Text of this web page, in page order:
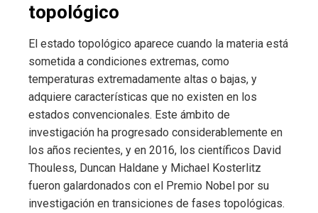
topológico
El estado topológico aparece cuando la materia está
sometida a condiciones extremas, como
temperaturas extremadamente altas o bajas, y
adquiere características que no existen en los
estados convencionales. Este ámbito de
investigación ha progresado considerablemente en
los años recientes, y en 2016, los científicos David
Thouless, Duncan Haldane y Michael Kosterlitz
fueron galardonados con el Premio Nobel por su
investigación en transiciones de fases topológicas.